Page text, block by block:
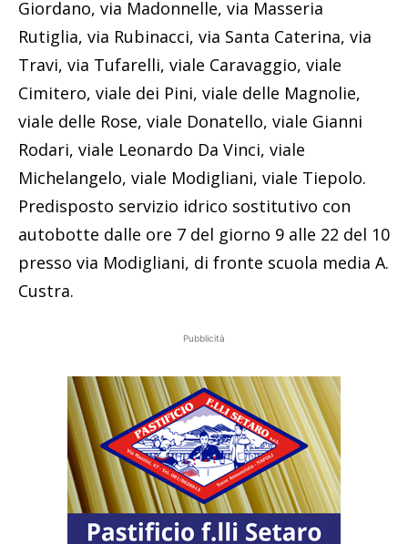
Giordano, via Madonnelle, via Masseria
Rutiglia, via Rubinacci, via Santa Caterina, via
Travi, via Tufarelli, viale Caravaggio, viale
Cimitero, viale dei Pini, viale delle Magnolie,
viale delle Rose, viale Donatello, viale Gianni
Rodari, viale Leonardo Da Vinci, viale
Michelangelo, viale Modigliani, viale Tiepolo.
Predisposto servizio idrico sostitutivo con
autobotte dalle ore 7 del giorno 9 alle 22 del 10
presso via Modigliani, di fronte scuola media A.
Custra.
Pubblicità